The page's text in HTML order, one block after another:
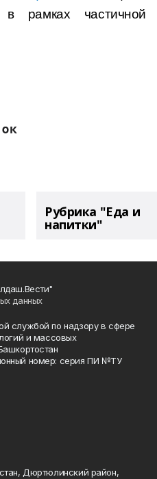
рамках частичной
Рубрика "Еда и
напитки"
данных
службой по надзору в сфере
и массовых
номер: серия ПИ №ТУ
Дюртюлинский район,